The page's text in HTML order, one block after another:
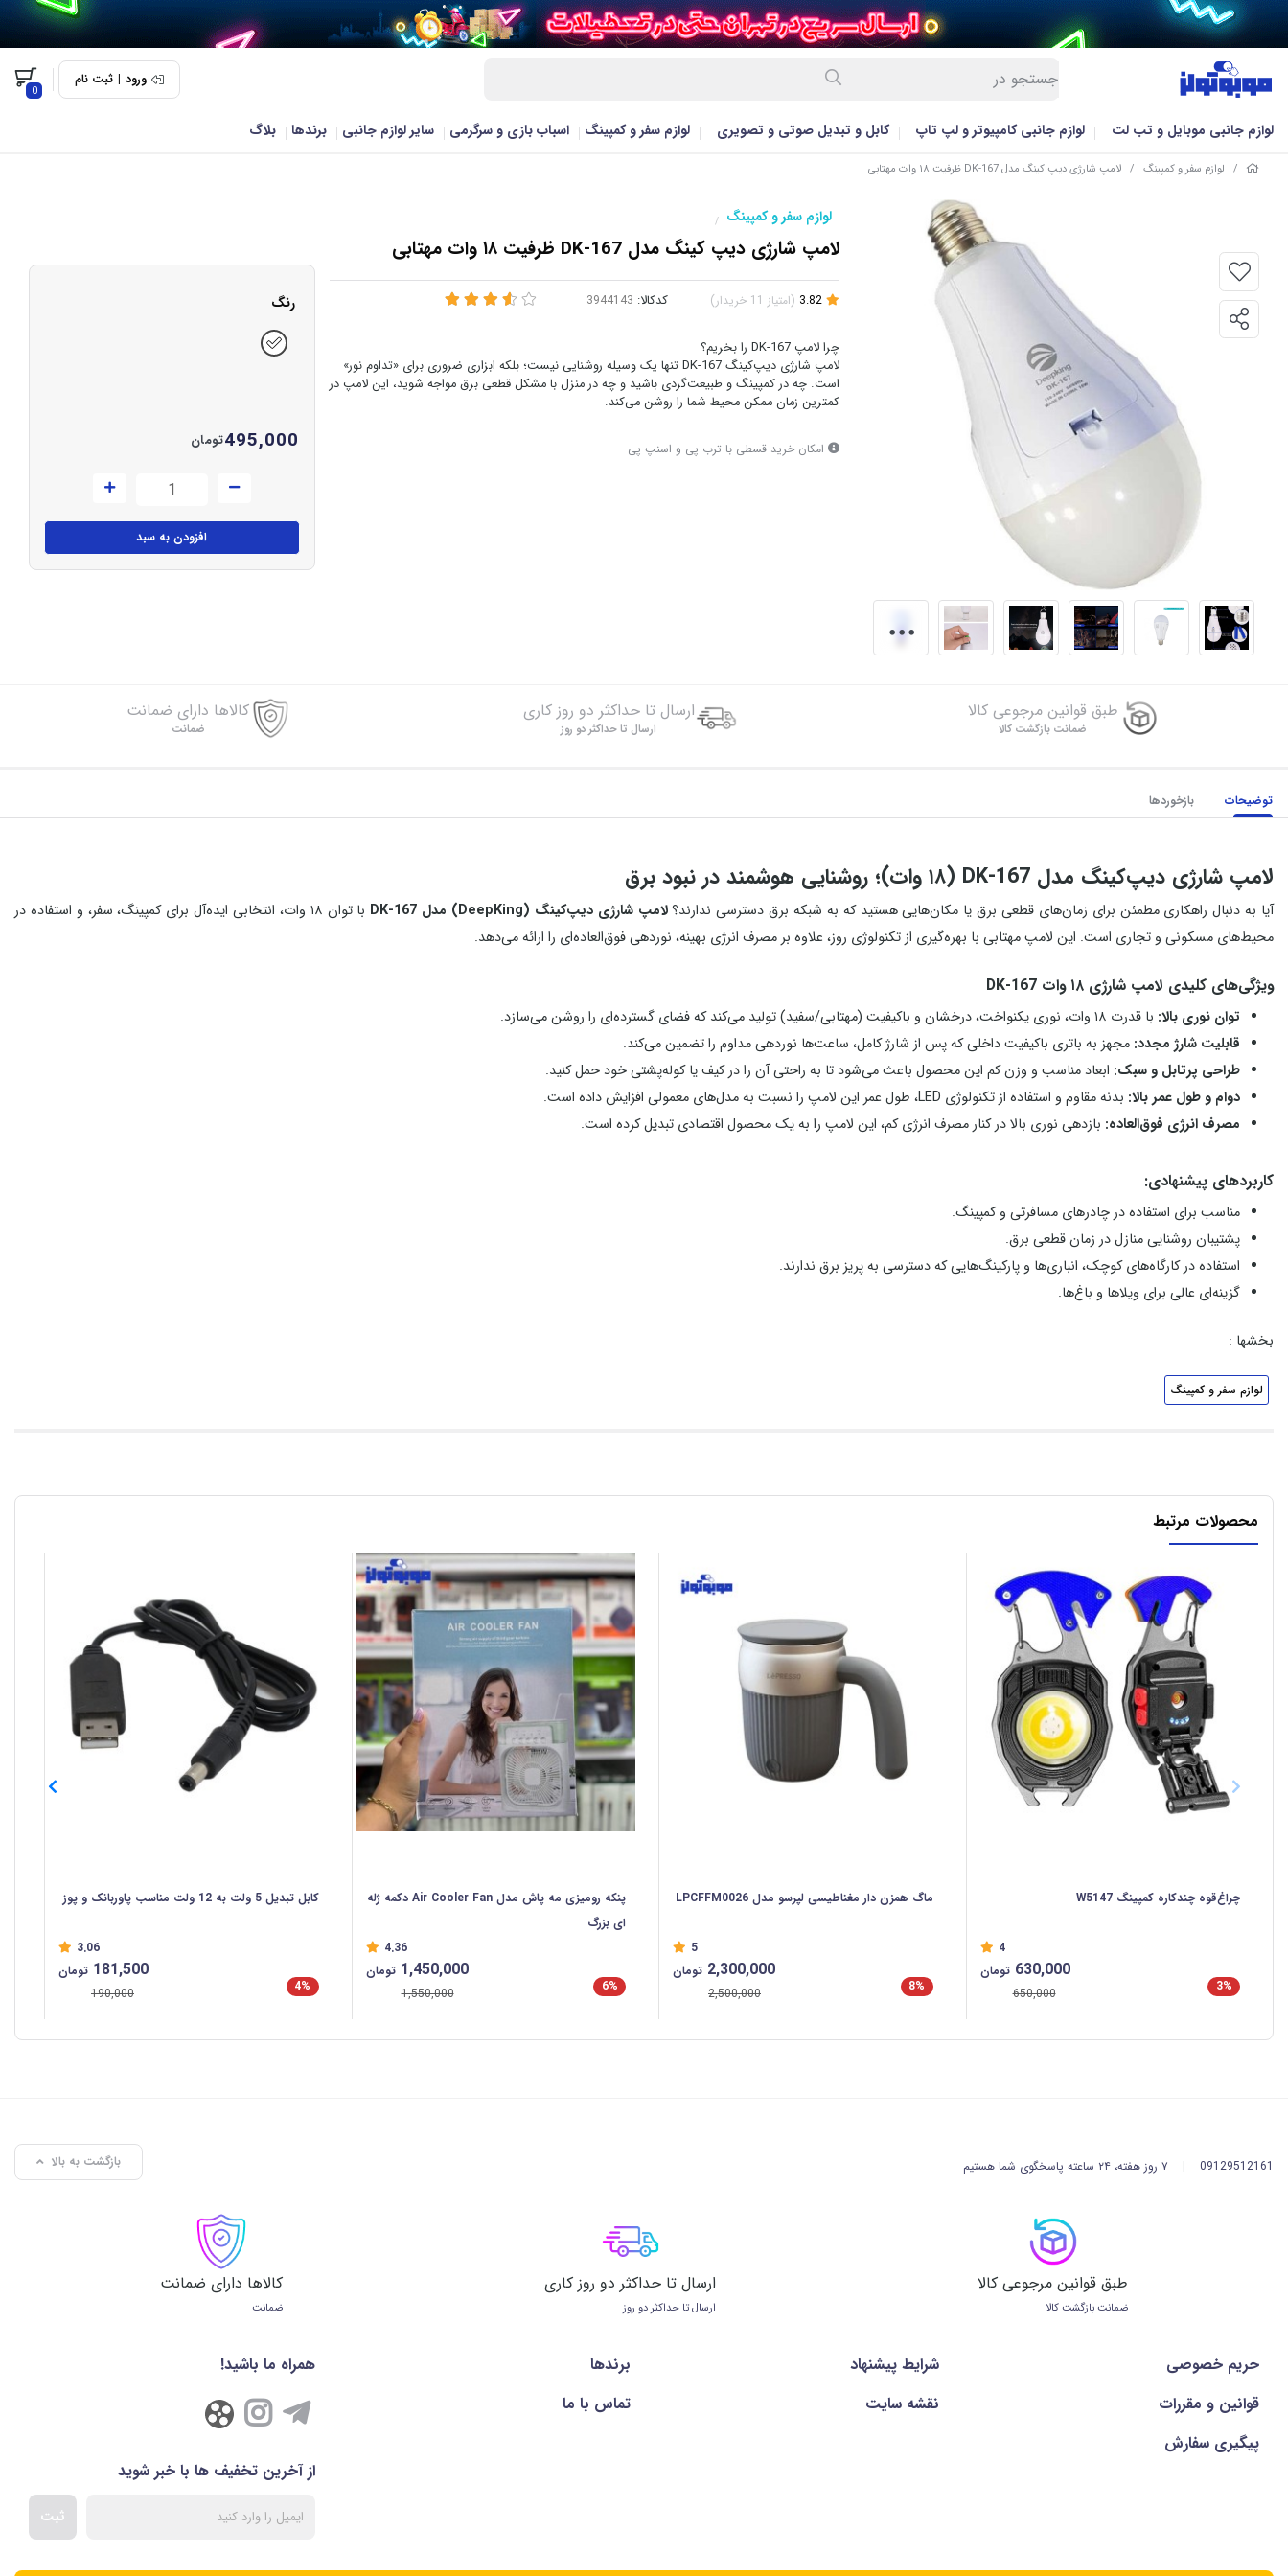
ورود | ثبت نام
0
لوازم جانبی موبایل و تب لت لوازم جانبی کامپیوتر و لپ تاپ کابل و تبدیل صوتی و تصویری لوازم سفر و کمپینگ اسباب بازی و سرگرمی سایر لوازم جانبی برندها بلاگ
/ لوازم سفر و کمپینگ / لامپ شارژی دیپ کینگ مدل DK-167 ظرفیت ۱۸ وات مهتابی
لوازم سفر و کمپینگ /
لامپ شارژی دیپ کینگ مدل DK-167 ظرفیت ۱۸ وات مهتابی
(امتیاز 11 خریدار) کدکالا:
چرا لامپ DK-167 را بخریم؟
لامپ شارژی دیپ‌کینگ DK-167 تنها یک وسیله روشنایی نیست؛ بلکه ابزاری ضروری برای «تداوم نور»
است. چه در کمپینگ و طبیعت‌گردی باشید و چه در منزل با مشکل قطعی برق مواجه شوید، این لامپ در
کمترین زمان ممکن محیط شما را روشن می‌کند.
امکان خرید قسطی با ترب پی و اسنپ پی
رنگ
495,000تومان
افزودن به سبد
طبق قوانین مرجوعی کالا
ضمانت بازگشت کالا
ارسال تا حداکثر دو روز کاری
ارسال تا حداکثر دو روز
کالاها دارای ضمانت
ضمانت
توضیحات بازخوردها
لامپ شارژی دیپ‌کینگ مدل DK-167 (۱۸ وات)؛ روشنایی هوشمند در نبود برق
آیا به دنبال راهکاری مطمئن برای زمان‌های قطعی برق یا مکان‌هایی هستید که به شبکه برق دسترسی ندارند؟لامپ شارژی دیپ‌کینگ (DeepKing) مدل DK-167
با توان ۱۸ وات، انتخابی ایده‌آل برای کمپینگ، سفر، و استفاده در
محیط‌های مسکونی و تجاری است. این لامپ مهتابی با بهره‌گیری از تکنولوژی روز، علاوه بر مصرف انرژی بهینه، نوردهی فوق‌العاده‌ای را ارائه می‌دهد.
ویژگی‌های کلیدی لامپ شارژی ۱۸ وات DK-167
توان نوری بالا: با قدرت ۱۸ وات، نوری یکنواخت، درخشان و باکیفیت (مهتابی/سفید) تولید می‌کند که فضای گسترده‌ای را روشن می‌سازد.
قابلیت شارژ مجدد: مجهز به باتری باکیفیت داخلی که پس از شارژ کامل، ساعت‌ها نوردهی مداوم را تضمین می‌کند.
طراحی پرتابل و سبک: ابعاد مناسب و وزن کم این محصول باعث می‌شود تا به راحتی آن را در کیف یا کوله‌پشتی خود حمل کنید.
دوام و طول عمر بالا: بدنه مقاوم و استفاده از تکنولوژی LED، طول عمر این لامپ را نسبت به مدل‌های معمولی افزایش داده است.
مصرف انرژی فوق‌العاده: بازدهی نوری بالا در کنار مصرف انرژی کم، این لامپ را به یک محصول اقتصادی تبدیل کرده است.
کاربردهای پیشنهادی:
مناسب برای استفاده در چادرهای مسافرتی و کمپینگ.
پشتیبان روشنایی منازل در زمان قطعی برق.
استفاده در کارگاه‌های کوچک، انباری‌ها و پارکینگ‌هایی که دسترسی به پریز برق ندارند.
گزینه‌ای عالی برای ویلاها و باغ‌ها.
بخشها :
لوازم سفر و کمپینگ
محصولات مرتبط
چراغ‌قوه چندکاره کمپینگ W5147
4
3%
630,000 تومان
650,000
ماگ همزن دار مغناطیسی لپرسو مدل LPCFFM0026
5
8%
2,300,000 تومان
2,500,000
پنکه رومیزی مه پاش مدل Air Cooler Fan دکمه ژله
ای بزرگ
4.36
6%
1,450,000 تومان
1,550,000
کابل تبدیل 5 ولت به 12 ولت مناسب پاوربانک و پوز
3.06
4%
181,500 تومان
190,000
09129512161
| ۷ روز هفته، ۲۴ ساعته پاسخگوی شما هستیم بازگشت به بالا
طبق قوانین مرجوعی کالا
ضمانت بازگشت کالا
ارسال تا حداکثر دو روز کاری
ارسال تا حداکثر دو روز
کالاها دارای ضمانت
ضمانت
حریم خصوصی شرايط پيشنهاد
برندها
قوانین و مقررات
نقشه سایت
تماس با ما
پیگیری سفارش
همراه ما باشید!
از آخرین تخفیف ها با خبر شوید
ثبت